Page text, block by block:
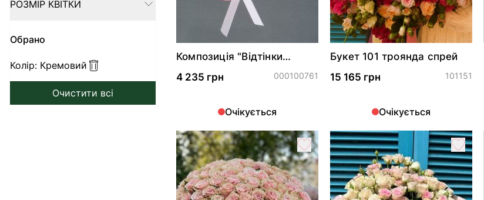
РОЗМІР КВІТКИ
FILTER
Обрано
Колір: Кремовий
Очистити всі
Композиція "Відтінки
4 235 грн
000100761
Очікується
Букет 101 троянда спрей
15 165 грн
101151
Очікується